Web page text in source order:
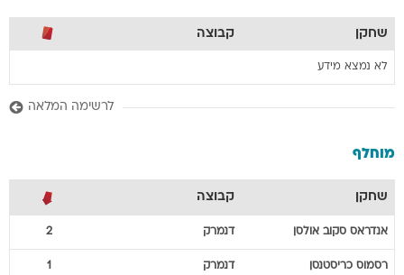
שחקן קבוצה
לא נמצא מידע
לרשימה המלאה
מוחלף
שחקן קבוצה
אנדראס סקוב אולסן דנמרק 2
רסמוס כריסטנסן דנמרק 1